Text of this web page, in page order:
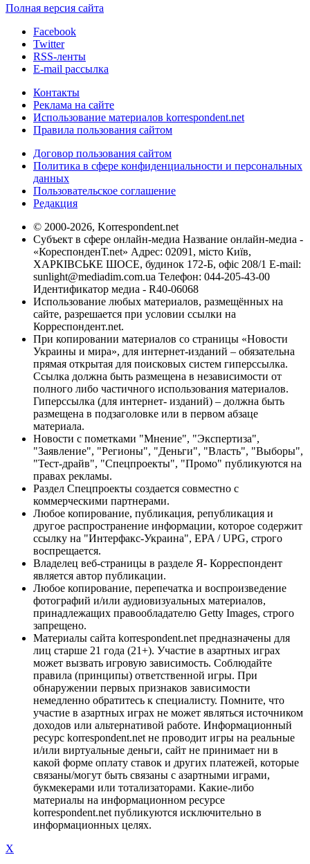
Полная версия сайта
Facebook
Twitter
RSS-ленты
E-mail рассылка
Контакты
Реклама на сайте
Использование материалов korrespondent.net
Правила пользования сайтом
Договор пользования сайтом
Политика в сфере конфиденциальности и персональных
данных
Пользовательское соглашение
Редакция
© 2000-2026, Korrespondent.net
Субъект в сфере онлайн-медиа Название онлайн-медиа -
«КореспонденТ.net» Адрес: 02091, місто Київ,
ХАРКІВСЬКЕ ШОСЕ, будинок 172-Б, офіс 208/1 E-mail:
sunlight@mediadim.com.ua Телефон: 044-205-43-00
Идентификатор медиа - R40-06068
Использование любых материалов, размещённых на
сайте, разрешается при условии ссылки на
Корреспондент.net.
При копировании материалов со страницы «Новости
Украины и мира», для интернет-изданий – обязательна
прямая открытая для поисковых систем гиперссылка.
Ссылка должна быть размещена в независимости от
полного либо частичного использования материалов.
Гиперссылка (для интернет- изданий) – должна быть
размещена в подзаголовке или в первом абзаце
материала.
Новости с пометками "Мнение", "Экспертиза",
"Заявление", "Регионы", "Деньги", "Власть", "Выборы",
"Тест-драйв", "Спецпроекты", "Промо" публикуются на
правах рекламы.
Раздел Спецпроекты создается совместно с
коммерческими партнерами.
Любое копирование, публикация, републикация и
другое распространение информации, которое содержит
ссылку на "Интерфакс-Украина", EPA / UPG, строго
воспрещается.
Владелец веб-страницы в разделе Я- Корреспондент
является автор публикации.
Любое копирование, перепечатка и воспроизведение
фотографий и/или аудиовизуальных материалов,
принадлежащих правообладателю Getty Images, строго
запрещено.
Материалы сайта korrespondent.net предназначены для
лиц старше 21 года (21+). Участие в азартных играх
может вызвать игровую зависимость. Соблюдайте
правила (принципы) ответственной игры. При
обнаружении первых признаков зависимости
немедленно обратитесь к специалисту. Помните, что
участие в азартных играх не может являться источником
доходов или альтернативой работе. Информационный
ресурс korrespondent.net не проводит игры на реальные
и/или виртуальные деньги, сайт не принимает ни в
какой форме оплату ставок и других платежей, которые
связаны/могут быть связаны с азартными играми,
букмекерами или тотализаторами. Какие-либо
материалы на информационном ресурсе
korrespondent.net публикуются исключительно в
информационных целях.
X